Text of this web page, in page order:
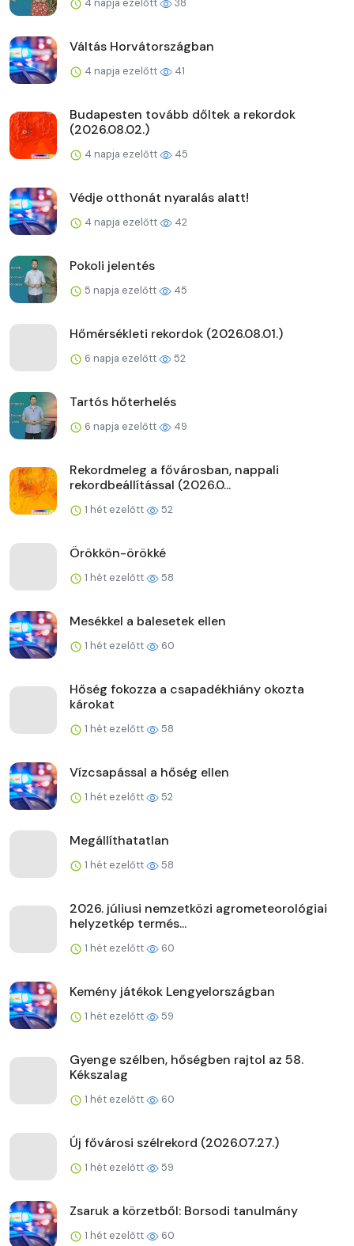
4 napja ezelőtt 38
Váltás Horvátországban
4 napja ezelőtt 41
Budapesten tovább dőltek a rekordok
(2026.08.02.)
4 napja ezelőtt 45
Védje otthonát nyaralás alatt!
4 napja ezelőtt 42
Pokoli jelentés
5 napja ezelőtt 45
Hőmérsékleti rekordok (2026.08.01.)
6 napja ezelőtt 52
Tartós hőterhelés
6 napja ezelőtt 49
Rekordmeleg a fővárosban, nappali
rekordbeállítással (2026.0...
1 hét ezelőtt 52
Örökkön-örökké
1 hét ezelőtt 58
Mesékkel a balesetek ellen
1 hét ezelőtt 60
Hőség fokozza a csapadékhiány okozta
károkat
1 hét ezelőtt 58
Vízcsapással a hőség ellen
1 hét ezelőtt 52
Megállíthatatlan
1 hét ezelőtt 58
2026. júliusi nemzetközi agrometeorológiai
helyzetkép termés...
1 hét ezelőtt 60
Kemény játékok Lengyelországban
1 hét ezelőtt 59
Gyenge szélben, hőségben rajtol az 58.
Kékszalag
1 hét ezelőtt 60
Új fővárosi szélrekord (2026.07.27.)
1 hét ezelőtt 59
Zsaruk a körzetből: Borsodi tanulmány
1 hét ezelőtt 60